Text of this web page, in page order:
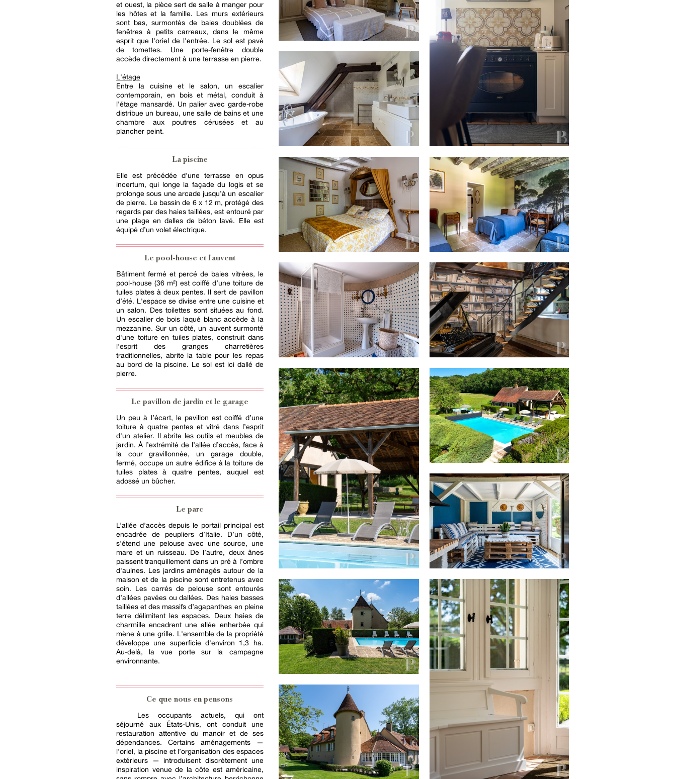
et ouest, la pièce sert de salle à manger pour
les hôtes et la famille. Les murs extérieurs
sont bas, surmontés de baies doublées de
fenêtres à petits carreaux, dans le même
esprit que l'oriel de l'entrée. Le sol est pavé
de tomettes. Une porte-fenêtre double
accède directement à une terrasse en pierre.
L'étage
Entre la cuisine et le salon, un escalier
contemporain, en bois et métal, conduit à
l'étage mansardé. Un palier avec garde-robe
distribue un bureau, une salle de bains et une
chambre aux poutres cérusées et au
plancher peint.
La piscine
Elle est précédée d'une terrasse en opus
incertum, qui longe la façade du logis et se
prolonge sous une arcade jusqu’à un escalier
de pierre. Le bassin de 6 x 12 m, protégé des
regards par des haies taillées, est entouré par
une plage en dalles de béton lavé. Elle est
équipé d’un volet électrique.
Le pool-house et l'auvent
Bâtiment fermé et percé de baies vitrées, le
pool-house (36 m²) est coiffé d’une toiture de
tuiles plates à deux pentes. Il sert de pavillon
d’été. L'espace se divise entre une cuisine et
un salon. Des toilettes sont situées au fond.
Un escalier de bois laqué blanc accède à la
mezzanine. Sur un côté, un auvent surmonté
d'une toiture en tuiles plates, construit dans
l’esprit des granges charretières
traditionnelles, abrite la table pour les repas
au bord de la piscine. Le sol est ici dallé de
pierre.
Le pavillon de jardin et le garage
Un peu à l’écart, le pavillon est coiffé d’une
toiture à quatre pentes et vitré dans l’esprit
d'un atelier. Il abrite les outils et meubles de
jardin. À l’extrémité de l’allée d’accès, face à
la cour gravillonnée, un garage double,
fermé, occupe un autre édifice à la toiture de
tuiles plates à quatre pentes, auquel est
adossé un bûcher.
Le parc
L’allée d’accès depuis le portail principal est
encadrée de peupliers d’Italie. D’un côté,
s'étend une pelouse avec une source, une
mare et un ruisseau. De l’autre, deux ânes
paissent tranquillement dans un pré à l’ombre
d'aulnes. Les jardins aménagés autour de la
maison et de la piscine sont entretenus avec
soin. Les carrés de pelouse sont entourés
d’allées pavées ou dallées. Des haies basses
taillées et des massifs d’agapanthes en pleine
terre délimitent les espaces. Deux haies de
charmille encadrent une allée enherbée qui
mène à une grille. L'ensemble de la propriété
développe une superficie d'environ 1,3 ha.
Au-delà, la vue porte sur la campagne
environnante.
Ce que nous en pensons
Les occupants actuels, qui ont
séjourné aux États-Unis, ont conduit une
restauration attentive du manoir et de ses
dépendances. Certains aménagements —
l'oriel, la piscine et l’organisation des espaces
extérieurs — introduisent discrètement une
inspiration venue de la côte est américaine,